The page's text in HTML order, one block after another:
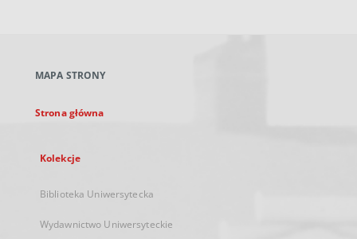
karcie
MAPA STRONY
Strona główna
Kolekcje
Biblioteka Uniwersytecka
Wydawnictwo Uniwersyteckie